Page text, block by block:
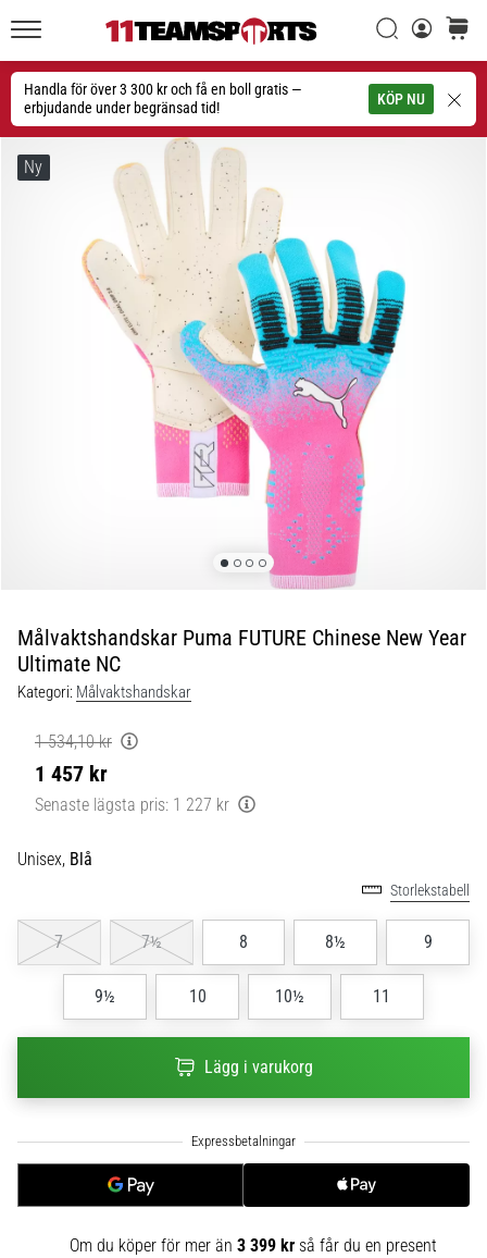
Handla för över 3 300 kr och få en boll gratis —
erbjudande under begränsad tid!
KÖP NU
Sök
Sök
1. 7. 2025
•
1 min. läsning
Play
for
Var
en
del
match,
mål
och…
9. 6. 2025
Nike
Phantom
Upptäck
Nike
fotbollsskorna
Ny
Målvaktshandskar Puma FUTURE Chinese New Year
Ultimate NC
Kategori: Målvaktshandskar
1 534,10 kr
1 457 kr
Senaste lägsta pris: 1 227 kr
Unisex, Blå
Storlekstabell
7 7½ 8 8½ 9
9½ 10 10½ 11
Lägg i varukorg
Om du köper för mer än 3 399 kr så får du en present